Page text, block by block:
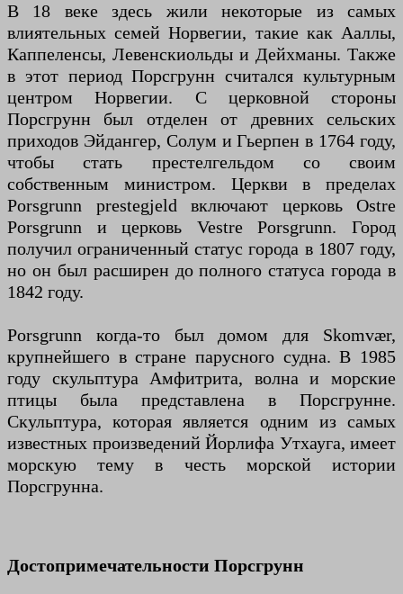
В 18 веке здесь жили некоторые из самых
влиятельных семей Норвегии, такие как Ааллы,
Каппеленсы, Левенскиольды и Дейхманы. Также
в этот период Порсгрунн считался культурным
центром Норвегии. С церковной стороны
Порсгрунн был отделен от древних сельских
приходов Эйдангер, Солум и Гьерпен в 1764 году,
чтобы стать престелгельдом со своим
собственным министром. Церкви в пределах
Porsgrunn prestegjeld включают церковь Ostre
Porsgrunn и церковь Vestre Porsgrunn. Город
получил ограниченный статус города в 1807 году,
но он был расширен до полного статуса города в
1842 году.
Porsgrunn когда-то был домом для Skomvær,
крупнейшего в стране парусного судна. В 1985
году скульптура Амфитрита, волна и морские
птицы была представлена ​​в Порсгрунне.
Скульптура, которая является одним из самых
известных произведений Йорлифа Утхауга, имеет
морскую тему в честь морской истории
Порсгрунна.
Достопримечательности Порсгрунн